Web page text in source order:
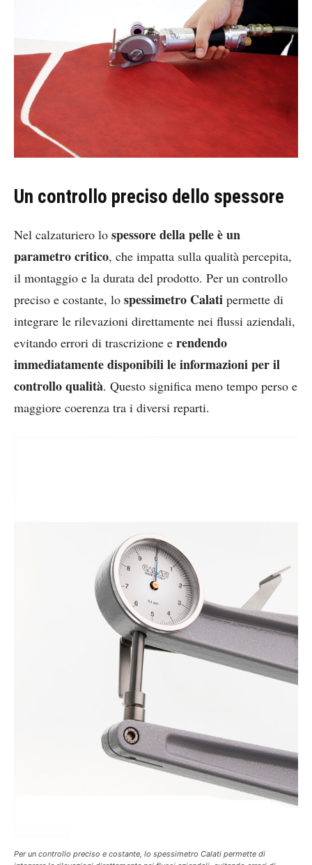
Un controllo preciso dello spessore
Nel calzaturiero lo spessore della pelle è un
parametro critico, che impatta sulla qualità percepita,
il montaggio e la durata del prodotto. Per un controllo
preciso e costante, lo spessimetro Calati permette di
integrare le rilevazioni direttamente nei flussi aziendali,
evitando errori di trascrizione e rendendo
immediatamente disponibili le informazioni per il
controllo qualità. Questo significa meno tempo perso e
maggiore coerenza tra i diversi reparti.
Per un controllo preciso e costante, lo spessimetro Calati permette di